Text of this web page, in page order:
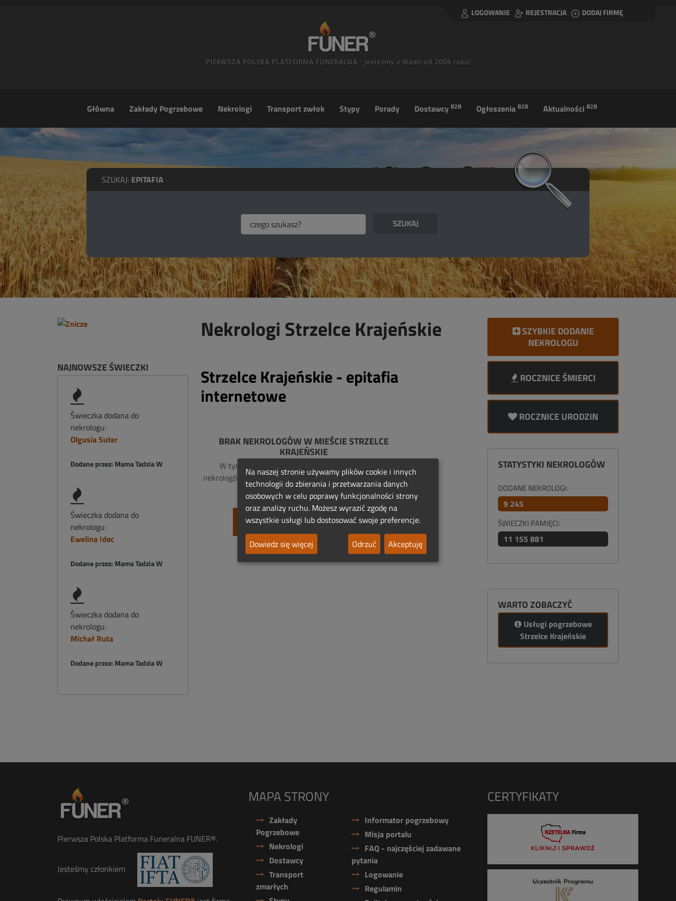
LOGOWANIE REJESTRACJA DODAJ FIRMĘ
Główna Zakłady Pogrzebowe Nekrologi Transport zwłok Stypy Porady Dostawcy B2B Ogłoszenia B2B Aktualności B2B
SZUKAJ: EPITAFIA
NAJNOWSZE ŚWIECZKI
Świeczka dodana do
nekrologu:
Olgusia Suter
Dodane przez: Mama Tadzia W
Świeczka dodana do
nekrologu:
Ewelina Idec
Dodane przez: Mama Tadzia W
Świeczka dodana do
nekrologu:
Michał Ruta
Dodane przez: Mama Tadzia W
Nekrologi Strzelce Krajeńskie
Strzelce Krajeńskie - epitafia
internetowe
BRAK NEKROLOGÓW W MIEŚCIE STRZELCE
KRAJEŃSKIE
W tym mieście nie opublikowano jeszcze żadnych
nekrologów. Możesz być pierwszym, który doda pamiątkę o
zmarłym bliskim.
Dodaj Pierwszy Nekrolog
SZYBKIE DODANIE
NEKROLOGU
ROCZNICE ŚMIERCI
ROCZNICE URODZIN
STATYSTYKI NEKROLOGÓW
DODANE NEKROLOGI:
9 245
ŚWIECZKI PAMIĘCI:
11 155 881
WARTO ZOBACZYĆ
Usługi pogrzebowe
Strzelce Krajeńskie
Pierwsza Polska Platforma Funeralna FUNER®.
Jesteśmy członkiem
MAPA STRONY
Zakłady
Pogrzebowe
Nekrologi
Dostawcy
Transport
zmarłych
Informator pogrzebowy
Misja portalu
FAQ - najczęściej zadawane
pytania
Logowanie
Regulamin
CERTYFIKATY
Na naszej stronie używamy plików cookie i innych
technologii do zbierania i przetwarzania danych
osobowych w celu poprawy funkcjonalności strony
oraz analizy ruchu. Możesz wyrazić zgodę na
wszystkie usługi lub dostosować swoje preferencje.
Dowiedz się więcej
Odrzuć Akceptuję